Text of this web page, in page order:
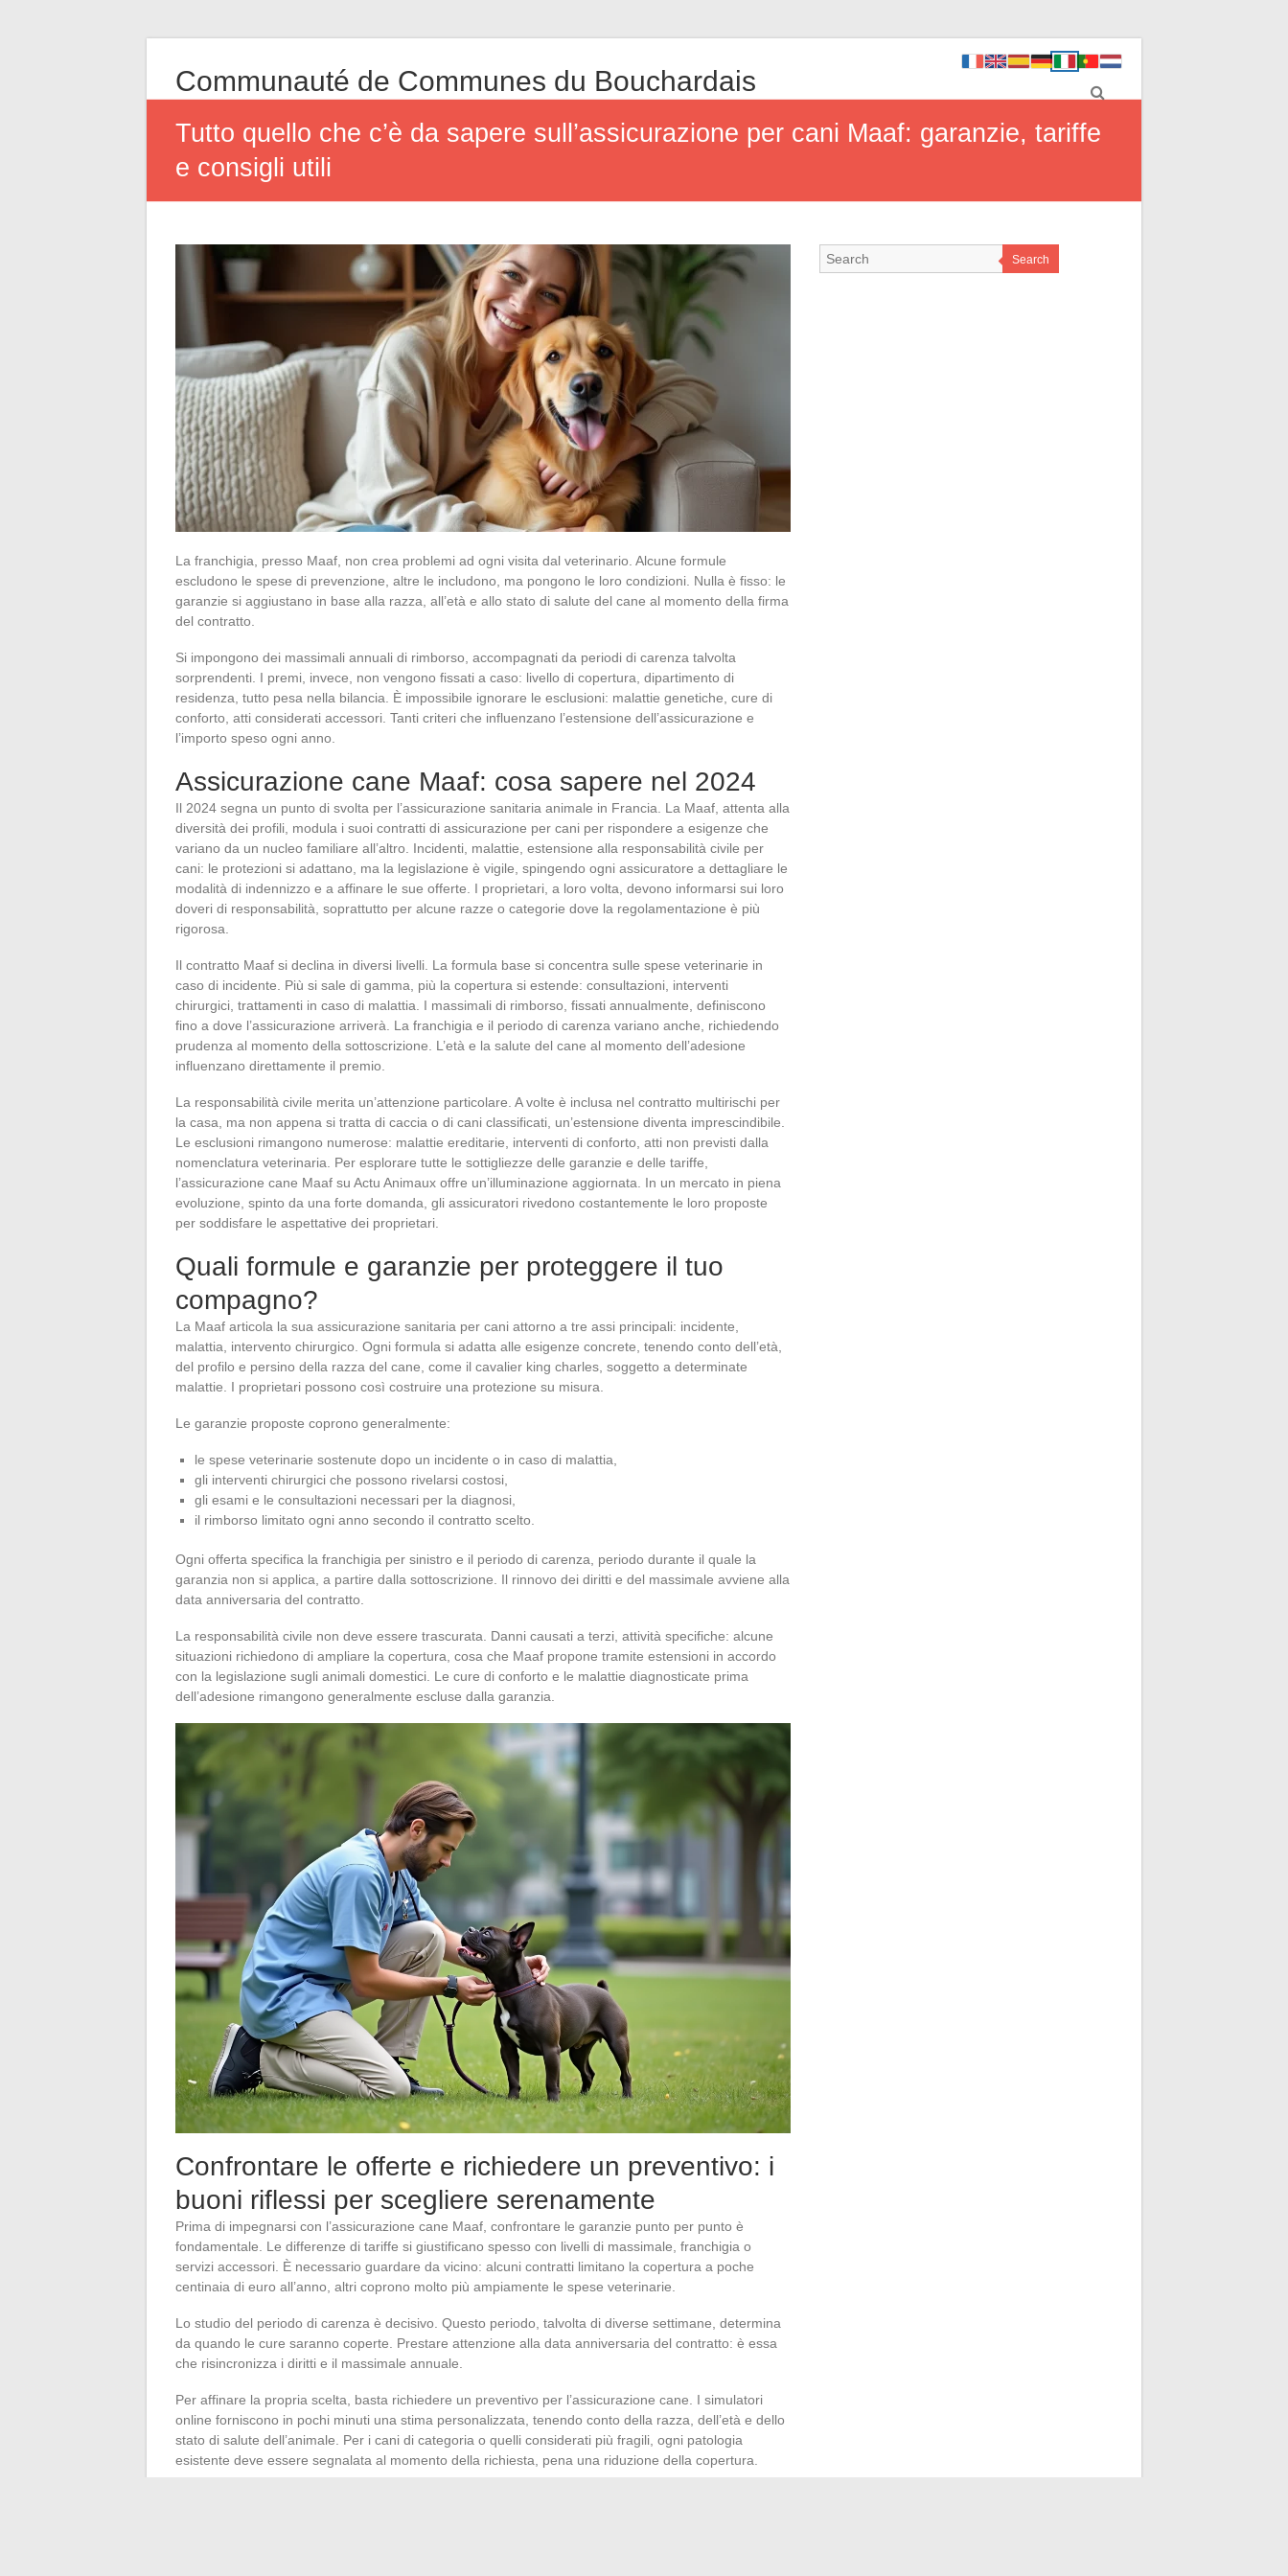
Communauté de Communes du Bouchardais
Tutto quello che c’è da sapere sull’assicurazione per cani Maaf: garanzie, tariffe
e consigli utili
La franchigia, presso Maaf, non crea problemi ad ogni visita dal veterinario. Alcune formule
escludono le spese di prevenzione, altre le includono, ma pongono le loro condizioni. Nulla è fisso: le
garanzie si aggiustano in base alla razza, all’età e allo stato di salute del cane al momento della firma
del contratto.
Si impongono dei massimali annuali di rimborso, accompagnati da periodi di carenza talvolta
sorprendenti. I premi, invece, non vengono fissati a caso: livello di copertura, dipartimento di
residenza, tutto pesa nella bilancia. È impossibile ignorare le esclusioni: malattie genetiche, cure di
conforto, atti considerati accessori. Tanti criteri che influenzano l’estensione dell’assicurazione e
l’importo speso ogni anno.
Assicurazione cane Maaf: cosa sapere nel 2024
Il 2024 segna un punto di svolta per l’assicurazione sanitaria animale in Francia. La Maaf, attenta alla
diversità dei profili, modula i suoi contratti di assicurazione per cani per rispondere a esigenze che
variano da un nucleo familiare all’altro. Incidenti, malattie, estensione alla responsabilità civile per
cani: le protezioni si adattano, ma la legislazione è vigile, spingendo ogni assicuratore a dettagliare le
modalità di indennizzo e a affinare le sue offerte. I proprietari, a loro volta, devono informarsi sui loro
doveri di responsabilità, soprattutto per alcune razze o categorie dove la regolamentazione è più
rigorosa.
Il contratto Maaf si declina in diversi livelli. La formula base si concentra sulle spese veterinarie in
caso di incidente. Più si sale di gamma, più la copertura si estende: consultazioni, interventi
chirurgici, trattamenti in caso di malattia. I massimali di rimborso, fissati annualmente, definiscono
fino a dove l’assicurazione arriverà. La franchigia e il periodo di carenza variano anche, richiedendo
prudenza al momento della sottoscrizione. L’età e la salute del cane al momento dell’adesione
influenzano direttamente il premio.
La responsabilità civile merita un’attenzione particolare. A volte è inclusa nel contratto multirischi per
la casa, ma non appena si tratta di caccia o di cani classificati, un’estensione diventa imprescindibile.
Le esclusioni rimangono numerose: malattie ereditarie, interventi di conforto, atti non previsti dalla
nomenclatura veterinaria. Per esplorare tutte le sottigliezze delle garanzie e delle tariffe,
l’assicurazione cane Maaf su Actu Animaux offre un’illuminazione aggiornata. In un mercato in piena
evoluzione, spinto da una forte domanda, gli assicuratori rivedono costantemente le loro proposte
per soddisfare le aspettative dei proprietari.
Quali formule e garanzie per proteggere il tuo
compagno?
La Maaf articola la sua assicurazione sanitaria per cani attorno a tre assi principali: incidente,
malattia, intervento chirurgico. Ogni formula si adatta alle esigenze concrete, tenendo conto dell’età,
del profilo e persino della razza del cane, come il cavalier king charles, soggetto a determinate
malattie. I proprietari possono così costruire una protezione su misura.
Le garanzie proposte coprono generalmente:
le spese veterinarie sostenute dopo un incidente o in caso di malattia,
gli interventi chirurgici che possono rivelarsi costosi,
gli esami e le consultazioni necessari per la diagnosi,
il rimborso limitato ogni anno secondo il contratto scelto.
Ogni offerta specifica la franchigia per sinistro e il periodo di carenza, periodo durante il quale la
garanzia non si applica, a partire dalla sottoscrizione. Il rinnovo dei diritti e del massimale avviene alla
data anniversaria del contratto.
La responsabilità civile non deve essere trascurata. Danni causati a terzi, attività specifiche: alcune
situazioni richiedono di ampliare la copertura, cosa che Maaf propone tramite estensioni in accordo
con la legislazione sugli animali domestici. Le cure di conforto e le malattie diagnosticate prima
dell’adesione rimangono generalmente escluse dalla garanzia.
Confrontare le offerte e richiedere un preventivo: i
buoni riflessi per scegliere serenamente
Prima di impegnarsi con l’assicurazione cane Maaf, confrontare le garanzie punto per punto è
fondamentale. Le differenze di tariffe si giustificano spesso con livelli di massimale, franchigia o
servizi accessori. È necessario guardare da vicino: alcuni contratti limitano la copertura a poche
centinaia di euro all’anno, altri coprono molto più ampiamente le spese veterinarie.
Lo studio del periodo di carenza è decisivo. Questo periodo, talvolta di diverse settimane, determina
da quando le cure saranno coperte. Prestare attenzione alla data anniversaria del contratto: è essa
che risincronizza i diritti e il massimale annuale.
Per affinare la propria scelta, basta richiedere un preventivo per l’assicurazione cane. I simulatori
online forniscono in pochi minuti una stima personalizzata, tenendo conto della razza, dell’età e dello
stato di salute dell’animale. Per i cani di categoria o quelli considerati più fragili, ogni patologia
esistente deve essere segnalata al momento della richiesta, pena una riduzione della copertura.
Search